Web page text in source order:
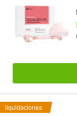
liquidaciones